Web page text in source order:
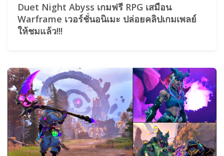
Duet Night Abyss เกมฟรี RPG เสมือน
Warframe เวอร์ชั่นอนิเมะ ปล่อยคลิปเกมเพลย์
ให้ชมแล้ว!!!